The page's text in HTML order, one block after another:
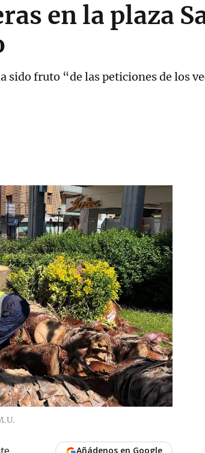
en la plaza
sido fruto “de las peticiones de los
Añádenos en Google